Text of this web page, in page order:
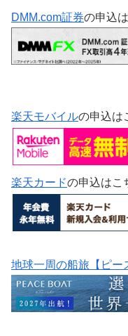
DMM.com証券の申込
楽天モバイルの申込は
楽天カードの申込はこ
地球一周の船旅【ピー